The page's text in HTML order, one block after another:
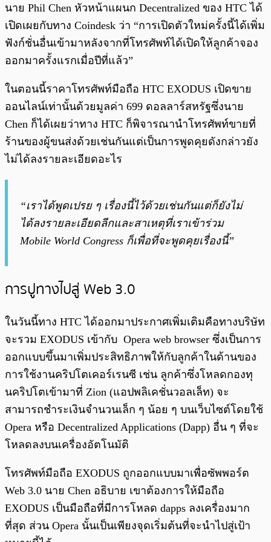
นาย Phil Chen หัวหน้าแผนก Decentralized ของ HTC ได้
เปิดเผยกับทาง Coindesk ว่า “การเปิดตัวใหม่ครั้งนี้ได้เพิ่ม
ฟังก์ชั่นอื่นเข้ามาหลังจากที่โทรศัพท์ได้เปิดให้ลูกค้าจอง
ออกมาครั้งแรกเมื่อปีที่แล้ว”
ในตอนนี้ราคาโทรศัพท์มือถือ HTC EXODUS เปิดขาย
ออนไลน์เท่านั้นด้วยมูลค่า 699 ดอลลาร์สหรัฐซึ่งนาย
Chen ก็ได้เผยว่าทาง HTC ก็พิจารณานำโทรศัพท์ขายที่
ร้านของผู้ขนส่งด้วยเช่นกันแต่เป็นการพูดคุยดังกล่าวยัง
ไม่ได้ลงรายละเอียดอะไร
“เราได้พูดเปรย ๆ เรื่องนี้ไว้ด้วยเช่นกันแต่ก็ยังไม่
ได้ลงรายละเอียดลีกและสาเหตุที่เราเข้าร่วม
Mobile World Congress ก็เพื่อที่จะพูดคุยเรื่องนี้”
การปูทางไปสู่ Web 3.0
ในวันนี้ทาง HTC ได้ออกมาประกาศเพิ่มเติมคือทางบริษัท
จะรวม EXODUS เข้ากับ Opera web browser ซึ่งเป็นการ
ออกแบบขึ้นมาเพิ่มประสิทธิภาพให้กับลูกค้าในด้านของ
การใช้งานคริปโตเคอร์เรนซี เช่น ลูกค้าซึ่งโหลดกองทุ
นคริปโตเข้ามาที่ Zion (แอปพลิเคชั่นวอลเล็ท) จะ
สามารถชำระเงินจำนวนเล็ก ๆ น้อย ๆ บนเว็บไซต์โดยใช้
Opera หรือ Decentralized Applications (Dapp) อื่น ๆ ที่จะ
โหลดลงบนเครื่องอัตโนมัติ
โทรศัพท์มือถือ EXODUS ถูกออกแบบมาเพื่อซัพพอร์ต
Web 3.0 นาย Chen อธิบาย เขาต้องการให้มือถือ
EXODUS เป็นมือถือที่มีการโหลด dapps ลงเครื่องมาก
ที่สุด ส่วน Opera นั้นเป็นเพียงจุดเริ่มต้นที่จะนำไปสู่เป้า